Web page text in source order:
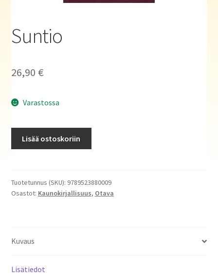
Suntio
26,90 €
Varastossa
Lisää ostoskoriin
Tuotetunnus (SKU): 9789523880009
Osastot: Kaunokirjallisuus, Otava
Kuvaus
Lisätiedot